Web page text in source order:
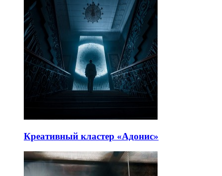
Креативный кластер «Адонис»